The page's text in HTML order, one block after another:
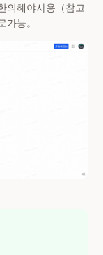
의해야사용（참고
능。